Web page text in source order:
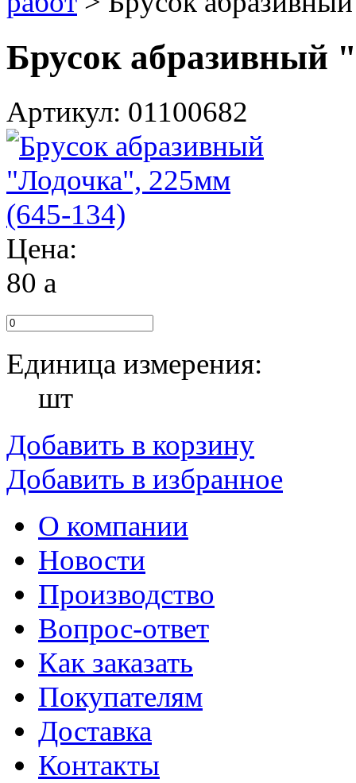
Брусок абразивный
Артикул: 01100682
Цена:
80 a
Единица измерения:
шт
Добавить в корзину
Добавить в избранное
О компании
Новости
Производство
Вопрос-ответ
Как заказать
Покупателям
Доставка
Контакты